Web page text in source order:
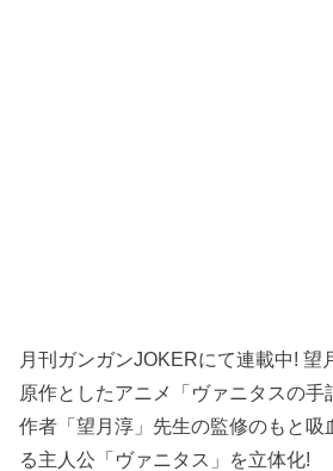
月刊ガンガンJOKERにて連載中! 望
原作としたアニメ「ヴァニタスの手
作者「望月淳」先生の監修のもと吸
る主人公「ヴァニタス」を立体化!